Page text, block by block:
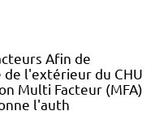
Afin de
de l'extérieur du CHU
Multi Facteur (MFA)
l'auth